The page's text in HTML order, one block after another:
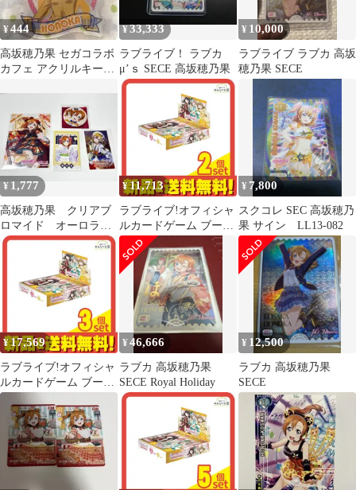
¥444
高坂穂乃果 セガコラボ
カフェ アクリルキーホ
¥33,333
ラブライブ！ ラブカ
μ’ｓ SECE 高坂穂乃果
¥ 10,000
ラブライブ ラブカ 高坂
穂乃果 SECE
¥ 1,777
高坂穂乃果 クリアブ
ロマイド オーロラス
テッカー 缶バッジ
フォトカード
¥11,713
ラブライブ!オフィシャ
ルカードゲーム ブース
ターパック Royal
Holiday 10パック入BOX
2個セット まとめ売り
¥ 7,800
スクコレ SEC 高坂穂乃
果 サイン LL13-082
¥17,569
ラブライブ!オフィシャ
ルカードゲーム ブース
ターパック Royal
Holiday 10パック入BOX
3個セット まとめ売り
¥46,666
ラブカ 高坂穂乃果
SECE Royal Holiday
¥ 12,500
ラブカ 高坂穂乃果
SECE